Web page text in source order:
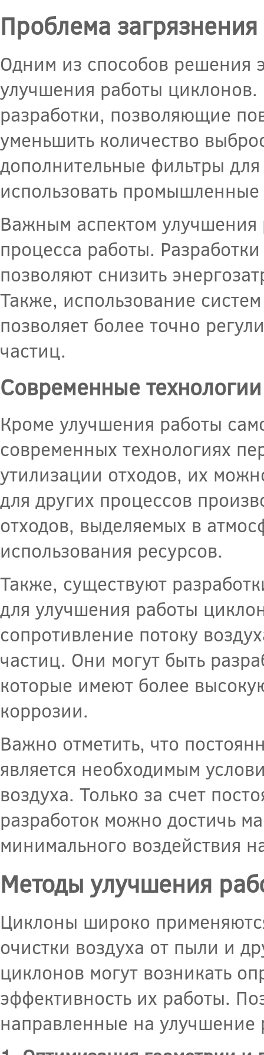
Проблема
Одним из способов решения
улучшения работы
разработки, позволяющие
уменьшить количество
дополнительные фильтры
использовать
Важным аспектом улучшения
процесса работы.
позволяют снизить
Также, использование
позволяет более точно
частиц.
Современные
Кроме улучшения работы
современных технологиях
утилизации отходов, их
для других процессов
отходов, выделяемых в
использования ресурсов.
Также, существуют
для улучшения работы
сопротивление потоку
частиц. Они могут быть
которые имеют более
коррозии.
Важно отметить, что
является необходимым
воздуха. Только за счет
разработок можно достичь
минимального воздействия
Методы улучшения
Циклоны широко
очистки воздуха от пыли и
циклонов могут возникать
эффективность их работы.
направленные на улучшение